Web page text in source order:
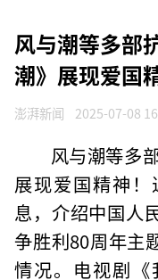
风与潮等多部
潮》展现爱国
澎湃新闻 2025-07-08
风与潮等多
展现爱国精神
息，介绍中国人
争胜利80周年主
情况。电视剧